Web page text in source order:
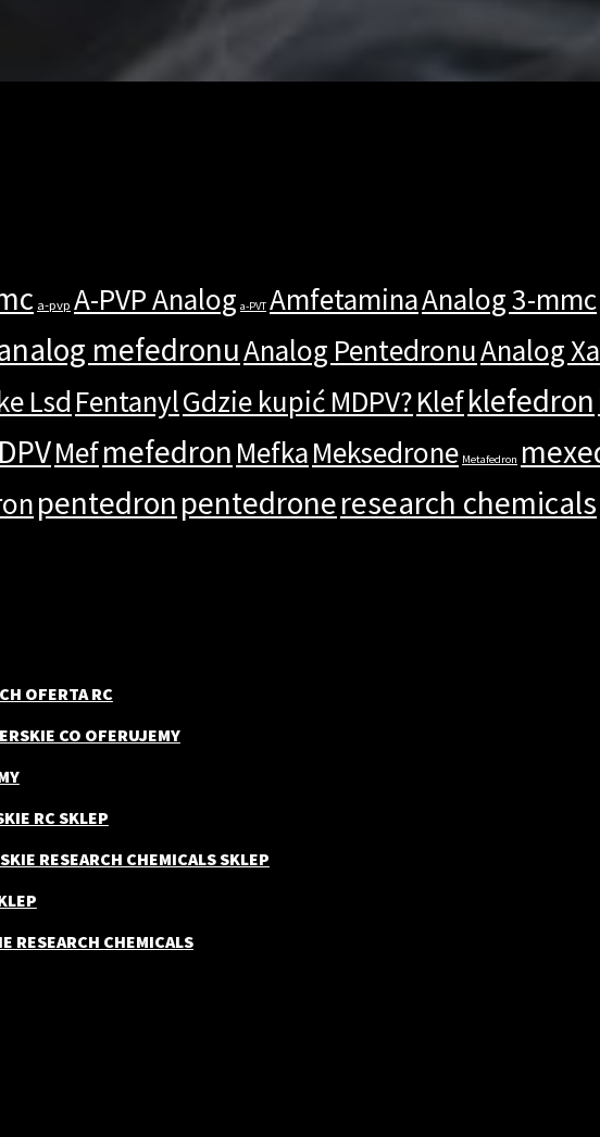
a-pvp A-PVP Analog a-PVT AmfetaminaAnalog 3-mmc
mefedronuAnalog PentedronuAnalog
Lsd FentanylGdzie kupić MDPV?Klefklefedron
Mefmefedron MefkaMeksedrone Metafedron
pentedronpentedroneresearch chemicals
OFERTA RC
CO OFERUJEMY
RC SKLEP
RESEARCH CHEMICALS SKLEP
RESEARCH CHEMICALS